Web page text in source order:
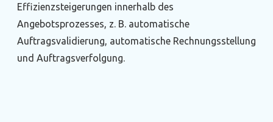
Effizienzsteigerungen innerhalb des
Angebotsprozesses, z. B. automatische
Auftragsvalidierung, automatische Rechnungsstellung
und Auftragsverfolgung.